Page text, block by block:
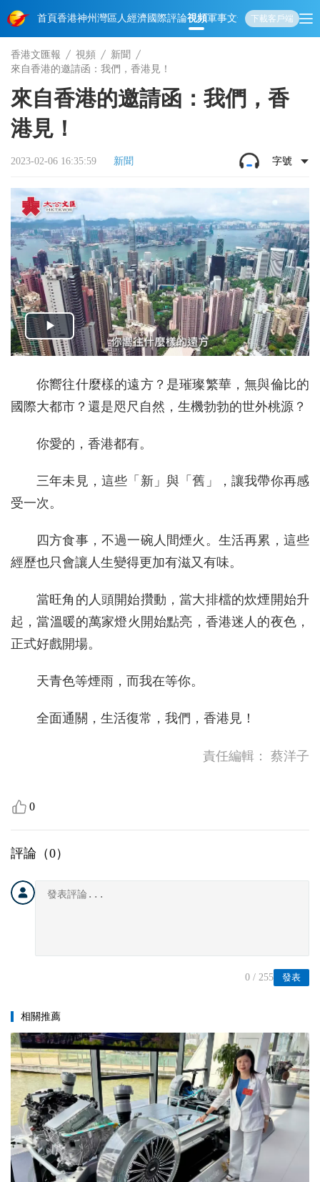
首頁香港神州 灣區人經濟國際評論視頻軍事文化 娛樂生活教育體
下載客戶端
香港文匯報 視頻
新聞
來自香港的邀請函：我們，香港見！
來自香港的邀請函：我們，香
港見！
2023-02-06 16:35:59 新聞 字號
你嚮往什麼樣的遠方？是璀璨繁華，無與倫比的
國際大都市？還是咫尺自然，生機勃勃的世外桃源？
你愛的，香港都有。
三年未見，這些「新」與「舊」，讓我帶你再感
受一次。
四方食事，不過一碗人間煙火。生活再累，這些
經歷也只會讓人生變得更加有滋又有味。
當旺角的人頭開始攢動，當大排檔的炊煙開始升
起，當溫暖的萬家燈火開始點亮，香港迷人的夜色，
正式好戲開場。
天青色等煙雨，而我在等你。
全面通關，生活復常，我們，香港見！
責任編輯： 蔡洋子
0
評論（0）
發表
0 / 255
相關推薦